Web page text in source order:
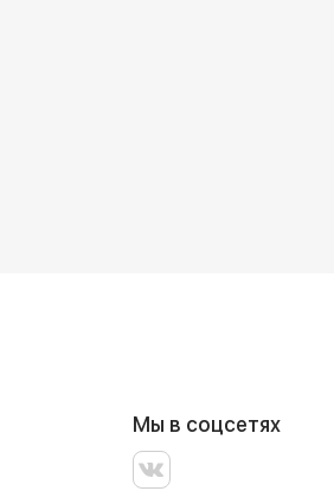
Мы в соцсетях